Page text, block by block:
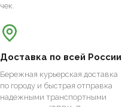
чек.
Доставка по всей России
Бережная курьерская доставка
по городу и быстрая отправка
надежными транспортными